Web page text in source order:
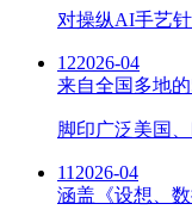
对操纵AI手艺
122026-04
来自全国多地
脚印广泛美国
11 2026-04
涵盖《设想、